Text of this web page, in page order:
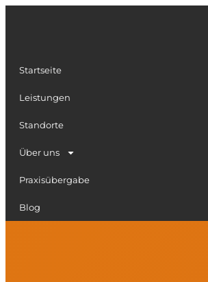
Zum
Startseite
Leistungen
Standorte
Über uns
Praxisübergabe
Blog